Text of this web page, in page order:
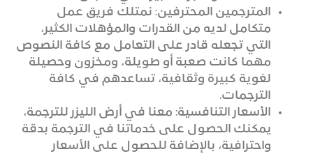
المترجمين المحترفين: نمتلك فريق عمل
متكامل لديه من القدرات والمؤهلات الكثير،
التي تجعله قادر على التعامل مع كافة النصوص
مهما كانت صعبة أو طويلة، ومخزون وحصيلة
لغوية كبيرة وثقافية، تساعدهم في كافة
الترجمات.
الأسعار التنافسية: معنا في أرض الليزر للترجمة،
يمكنك الحصول على خدماتنا في الترجمة بدقة
واحترافية، بالإضافة للحصول على الأسعار